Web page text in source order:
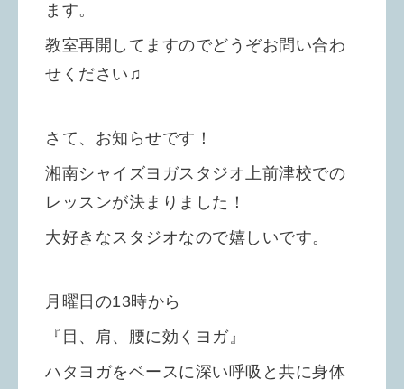
ます。
教室再開してますのでどうぞお問い合わ
せください♫
さて、お知らせです！
湘南シャイズヨガスタジオ上前津校での
レッスンが決まりました！
大好きなスタジオなので嬉しいです。
月曜日の13時から
『目、肩、腰に効くヨガ』
ハタヨガをベースに深い呼吸と共に身体